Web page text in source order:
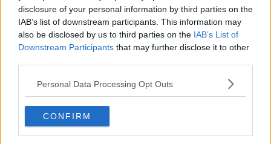
disclosure of your personal information by third parties on the
IAB’s list of downstream participants. This information may
also be disclosed by us to third parties on the IAB’s List of
Downstream Participants that may further disclose it to other
Personal Data Processing Opt Outs
CONFIRM